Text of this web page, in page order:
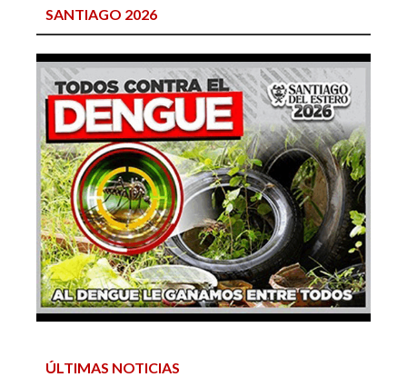
SANTIAGO 2026
ÚLTIMAS NOTICIAS